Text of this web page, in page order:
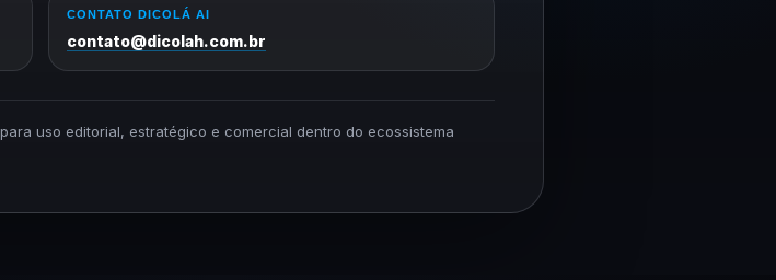
CONTATO DICOLÁ AI
contato@dicolah.com.br
uso editorial, estratégico e comercial dentro do ecossistema